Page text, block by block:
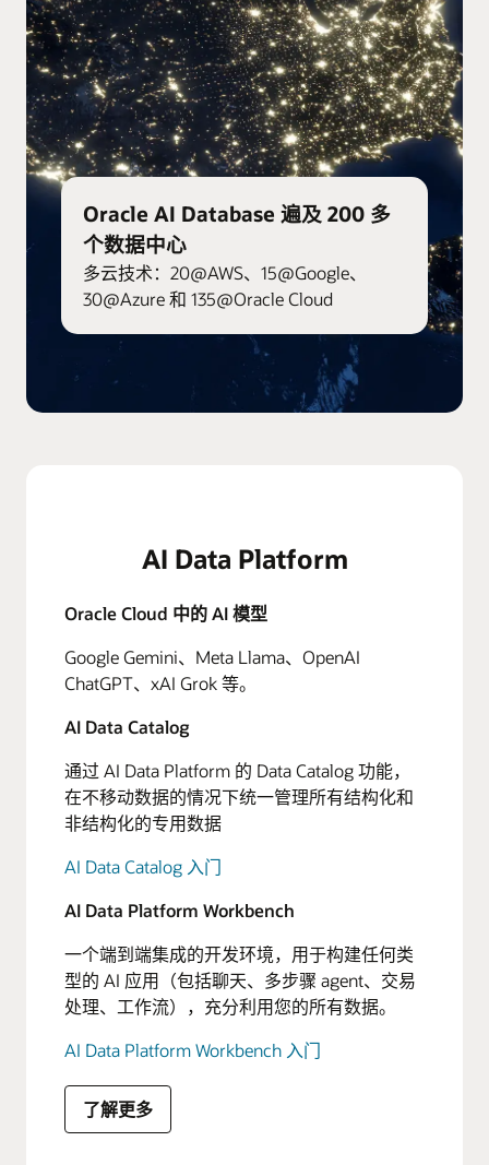
Oracle AI Database 遍及 200 多
个数据中心
多云技术：20@AWS、15@Google、
30@Azure 和 135@Oracle Cloud
AI Data Platform
Oracle Cloud 中的 AI 模型
Google Gemini、Meta Llama、OpenAI
ChatGPT、xAI Grok 等。
AI Data Catalog
通过 AI Data Platform 的 Data Catalog 功能，
在不移动数据的情况下统一管理所有结构化和
非结构化的专用数据
AI Data Catalog 入门
AI Data Platform Workbench
一个端到端集成的开发环境，用于构建任何类
型的 AI 应用（包括聊天、多步骤 agent、交易
处理、工作流），充分利用您的所有数据。
AI Data Platform Workbench 入门
了解更多